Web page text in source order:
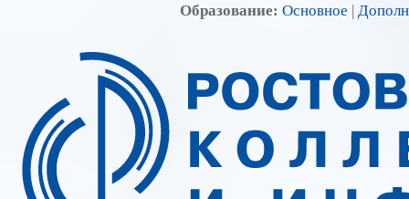
Образование: Основное |